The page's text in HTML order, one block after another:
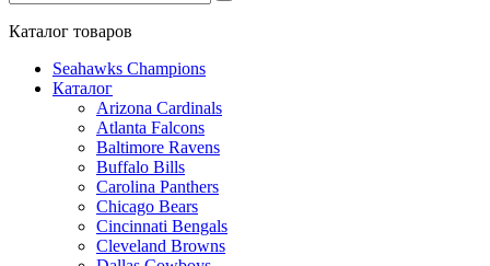
Каталог товаров
Seahawks Champions
Каталог
Arizona Cardinals
Atlanta Falcons
Baltimore Ravens
Buffalo Bills
Carolina Panthers
Chicago Bears
Cincinnati Bengals
Cleveland Browns